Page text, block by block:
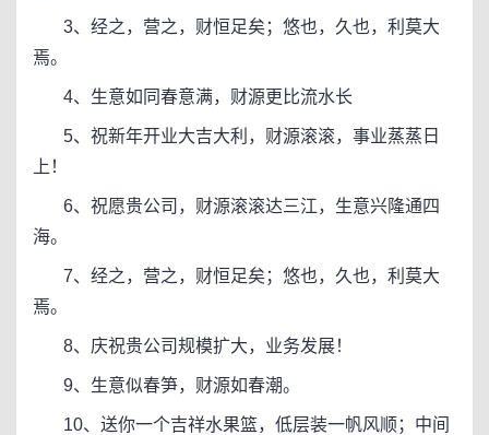
3、经之，营之，财恒足矣；悠也，久也，利莫大
焉。
4、生意如同春意满，财源更比流水长
5、祝新年开业大吉大利，财源滚滚，事业蒸蒸日
上！
6、祝愿贵公司，财源滚滚达三江，生意兴隆通四
海。
7、经之，营之，财恒足矣；悠也，久也，利莫大
焉。
8、庆祝贵公司规模扩大，业务发展！
9、生意似春笋，财源如春潮。
10、送你一个吉祥水果篮，低层装一帆风顺；中间